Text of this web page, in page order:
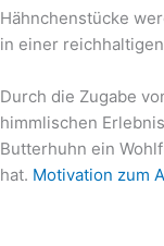
Hähnchenstücke
in einer
Durch die Zugabe
himmlischen
Butterhuhn ein
hat. Motivation zum